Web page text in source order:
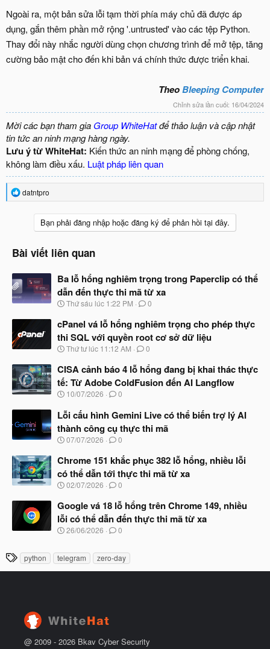
Ngoài ra, một bản sửa lỗi tạm thời phía máy chủ đã được áp
dụng, gắn thêm phần mở rộng '.untrusted' vào các tệp Python.
Thay đổi này nhắc người dùng chọn chương trình để mở tệp, tăng
cường bảo mật cho đến khi bản vá chính thức được triển khai.
TheoBleeping Computer
Chỉnh sửa lần cuối: 16/04/2024
Mời các bạn tham gia Group WhiteHatđể thảo luận và cập nhật
tin tức an ninh mạng hàng ngày.
Lưu ý từ WhiteHat: Kiến thức an ninh mạng để phòng chống,
không làm điều xấu. Luật pháp liên quan
R
e
o
n
:
datntpro
Bạn phải đăng nhập hoặc đăng ký để phản hồi tại đây.
Bài viết liên quan
Ba lỗ hổng nghiêm trọng trong Paperclip có thể
dẫn đến thực thi mã từ xa
N
à
b
ắ
đ
ầ
u
Thứ sáu lúc 1:22 PM 0
cPanel vá lỗ hổng nghiêm trọng cho phép thực
thi SQL với quyền root cơ sở dữ liệu
N
à
b
ắ
đ
ầ
u
Thứ tư lúc 11:12 AM 0
CISA cảnh báo 4 lỗ hổng đang bị khai thác thực
tế: Từ Adobe ColdFusion đến AI Langflow
N
à
y
b
ắ
đ
ầ
u
10/07/2026 0
Lỗi cấu hình Gemini Live có thể biến trợ lý AI
thành công cụ thực thi mã
N
à
b
ắ
đ
ầ
u
07/07/2026 0
Chrome 151 khắc phục 382 lỗ hổng, nhiều lỗi
có thể dẫn tới thực thi mã từ xa
N
à
b
ắ
đ
ầ
u
02/07/2026 0
Google vá 18 lỗ hổng trên Chrome 149, nhiều
lỗi có thể dẫn đến thực thi mã từ xa
N
y
u
26/06/2026 0
T
h
python telegram zero-day
@ 2009 - 2026 Bkav Cyber Security